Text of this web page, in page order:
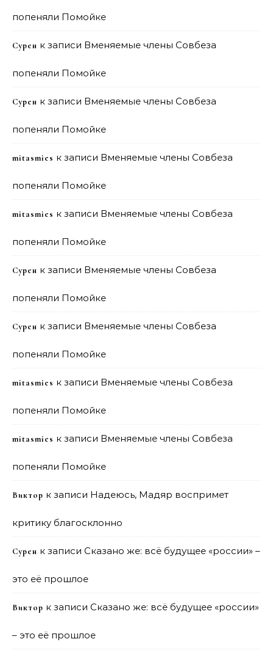
попеняли Помойке
Сурен к записи Вменяемые члены Совбеза
попеняли Помойке
Сурен к записи Вменяемые члены Совбеза
попеняли Помойке
mitasmies к записи Вменяемые члены Совбеза
попеняли Помойке
mitasmies к записи Вменяемые члены Совбеза
попеняли Помойке
Сурен к записи Вменяемые члены Совбеза
попеняли Помойке
Сурен к записи Вменяемые члены Совбеза
попеняли Помойке
mitasmies к записи Вменяемые члены Совбеза
попеняли Помойке
mitasmies к записи Вменяемые члены Совбеза
попеняли Помойке
Виктор к записи Надеюсь, Мадяр воспримет
критику благосклонно
Сурен к записи Сказано же: всё будущее «россии» –
это её прошлое
Виктор к записи Сказано же: всё будущее «россии»
– это её прошлое